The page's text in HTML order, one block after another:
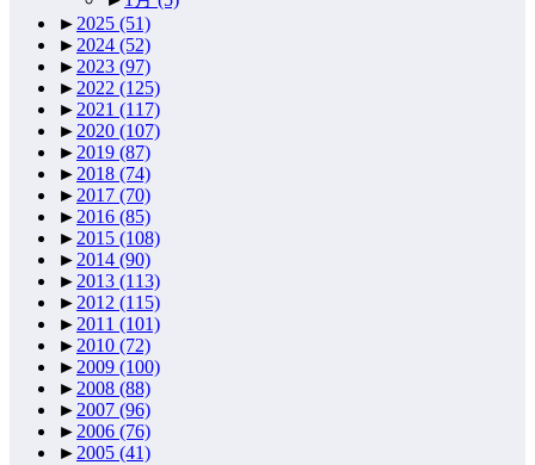
► 2025 (51)
► 2024 (52)
► 2023 (97)
► 2022 (125)
► 2021 (117)
► 2020 (107)
► 2019 (87)
► 2018 (74)
► 2017 (70)
► 2016 (85)
► 2015 (108)
► 2014 (90)
► 2013 (113)
► 2012 (115)
► 2011 (101)
► 2010 (72)
► 2009 (100)
► 2008 (88)
► 2007 (96)
► 2006 (76)
► 2005 (41)